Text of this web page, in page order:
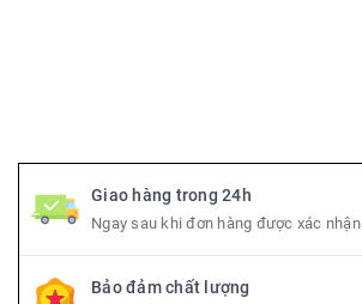
Giao hàng trong 24h
Ngay sau khi đơn hàng được xác nhận
Bảo đảm chất lượng